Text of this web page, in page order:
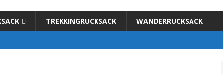
TREKKINGRUCKSACK WANDERRUCKSACK